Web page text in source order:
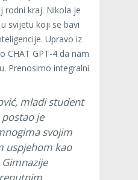
rodni kraj. Nikola je
svijetu koji se bavi
Upravo iz
CHAT GPT-4 da nam
Prenosimo integralni
mladi student
je
svojim
uspjehom kao